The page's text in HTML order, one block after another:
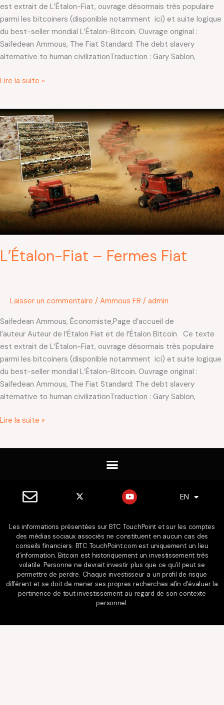
est extrait de L’Étalon-Fiat, ouvrage désormais très populaire
parmi les bitcoiners (disponible notamment ici) et suite logique
du best-seller mondial L’Étalon-Bitcoin. Ouvrage original :
Saifedean Ammous, The Fiat Standard: The debt slavery
alternative to human civilizationTraduction : Gary Sablon,
Lire la suite »
L’Étalon-Fiat – Fermes Fiat
Laisser un commentaire / Ammous FR / admin
Saifedean Ammous, Économiste,Page d’accueil de
l’auteur Auteur de l’Étalon Fiat et de l’Étalon Bitcoin Ce texte
est extrait de L’Étalon-Fiat, ouvrage désormais très populaire
parmi les bitcoiners (disponible notamment ici) et suite logique
du best-seller mondial L’Étalon-Bitcoin. Ouvrage original :
Saifedean Ammous, The Fiat Standard: The debt slavery
alternative to human civilizationTraduction : Gary Sablon,
L’Étalon-
Fiat
–
Fermes
Fiat
Lire la suite »
X
-
t
t
e
r
Y
o
u
b
e
EN
ES
Les informations présentées sur BTC TouchPoint et sur les comptes
des médias sociaux associés ne constituent en aucun cas des
conseils financiers. BTC TouchPoint.com est uniquement un lieu
d’information. Bitcoin est historiquement un investissement très
volatile. Personne ne devrait investir plus que ce qu’il peut se
permettre de perdre. Chaque investisseur a un profil de risque
différent et se doit de mener ses propres recherches afin d’évaluer la
pertinence de tout investissement au regard de son contexte
personnel.